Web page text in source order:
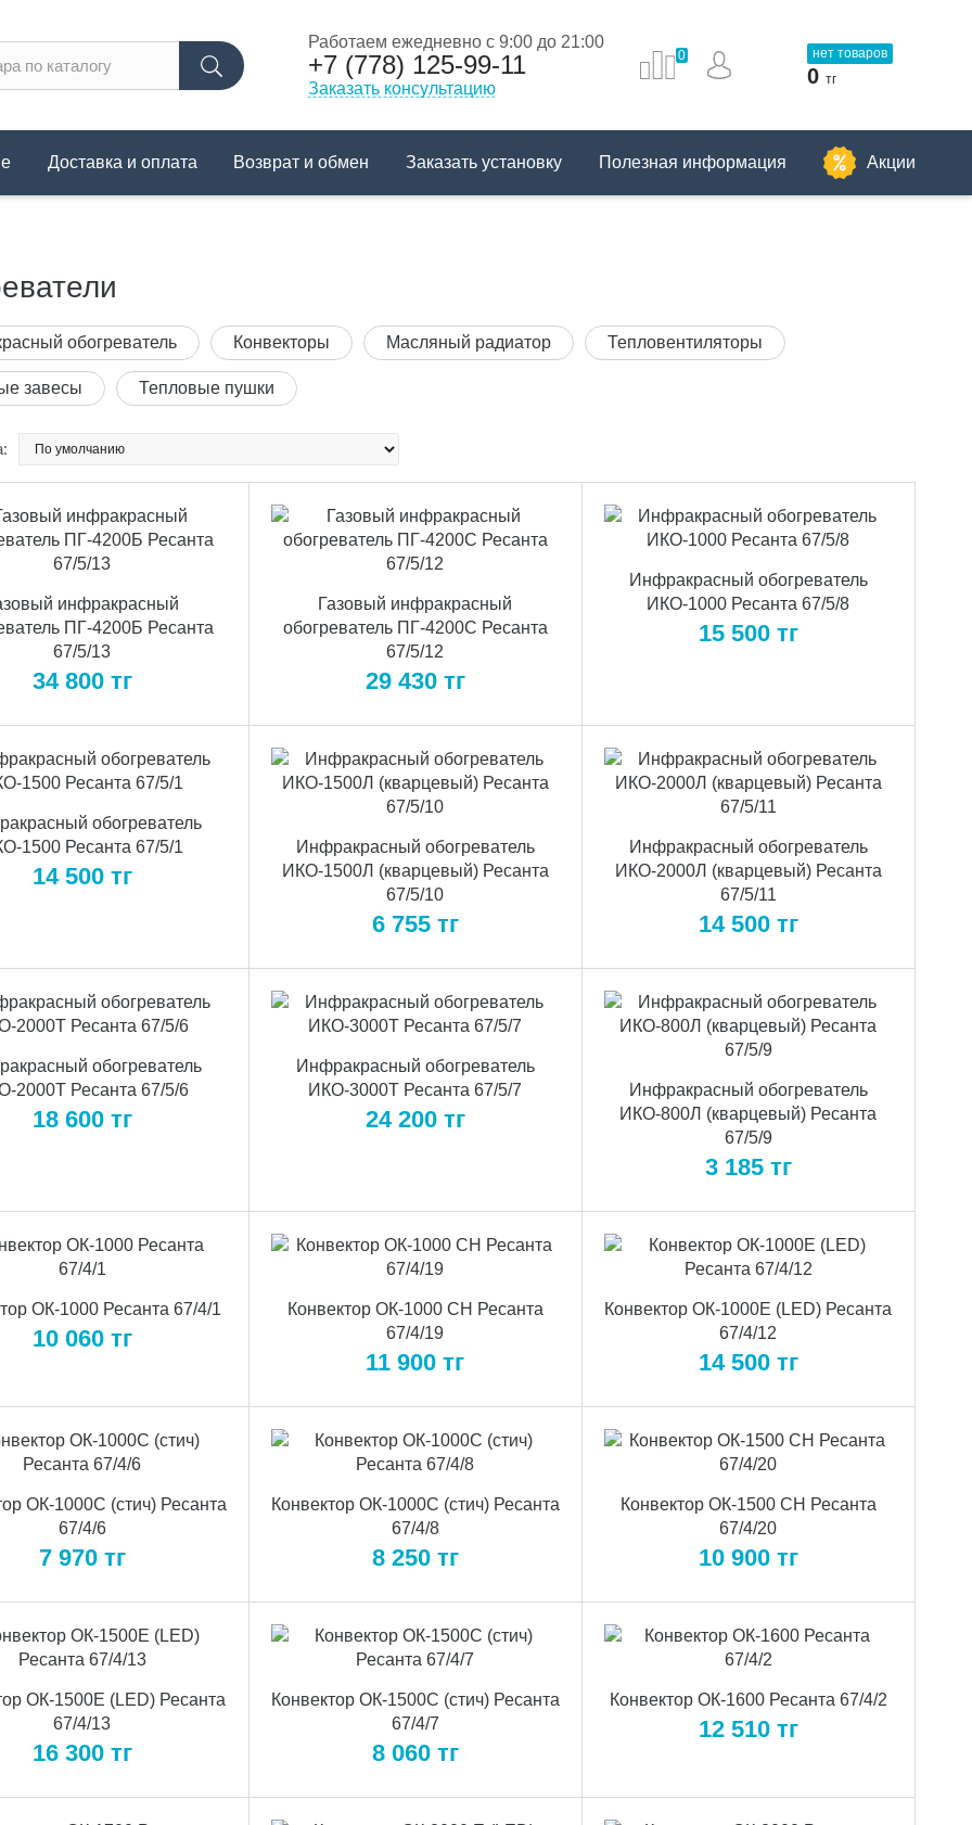
Работаем ежедневно с 9:00 до 21:00
+7 (778) 125-99-11
Заказать консультацию
0 нет товаров
0 тг
Доставка и оплата Возврат и обмен Заказать установку Полезная информация Акции
обогреватель Конвекторы Масляный радиатор Тепловентиляторы
завесы Тепловые пушки
инфракрасный
ПГ-4200Б Ресанта
67/5/13
34 800 тг
Газовый инфракрасный
обогреватель ПГ-4200С Ресанта
67/5/12
29 430 тг
Инфракрасный обогреватель
ИКО-1000 Ресанта 67/5/8
15 500 тг
обогреватель
1500 Ресанта 67/5/1
14 500 тг
Инфракрасный обогреватель
ИКО-1500Л (кварцевый) Ресанта
67/5/10
6 755 тг
Инфракрасный обогреватель
ИКО-2000Л (кварцевый) Ресанта
67/5/11
14 500 тг
обогреватель
2000Т Ресанта 67/5/6
18 600 тг
Инфракрасный обогреватель
ИКО-3000Т Ресанта 67/5/7
24 200 тг
Инфракрасный обогреватель
ИКО-800Л (кварцевый) Ресанта
67/5/9
3 185 тг
ОК-1000 Ресанта 67/4/1
10 060 тг
Конвектор ОК-1000 СН Ресанта
67/4/19
11 900тг
Конвектор ОК-1000Е (LED) Ресанта
67/4/12
14 500 тг
ОК-1000С (стич) Ресанта
67/4/6
7 970 тг
Конвектор ОК-1000С (стич) Ресанта
67/4/8
8 250 тг
Конвектор ОК-1500 СН Ресанта
67/4/20
10 900 тг
ОК-1500Е (LED) Ресанта
67/4/13
16 300 тг
Конвектор ОК-1500С (стич) Ресанта
67/4/7
8 060 тг
Конвектор ОК-1600 Ресанта 67/4/2
12 510 тг